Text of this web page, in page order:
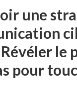
une‍
le
pour